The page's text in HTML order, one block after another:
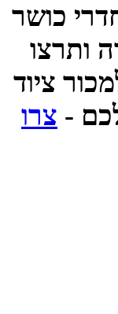
כושר
ותרצו
ציוד
- צרו